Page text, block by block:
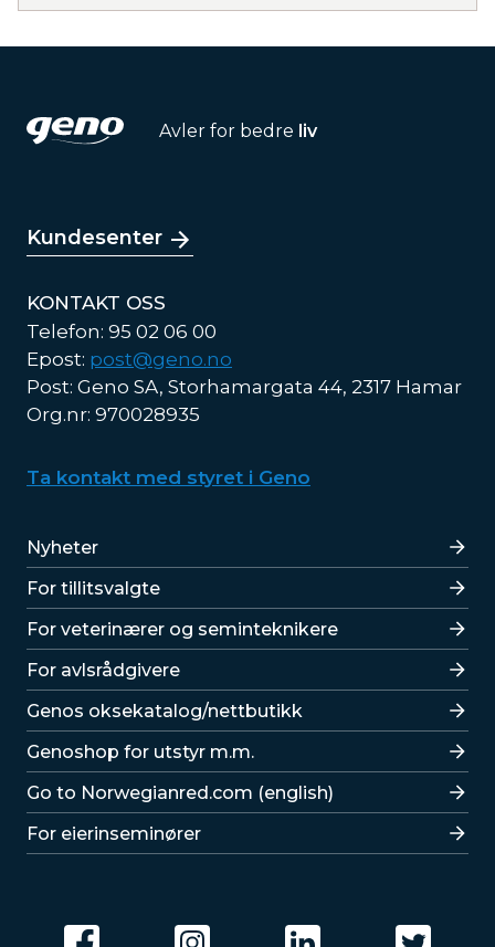
Avler for bedre liv
Kundesenter
KONTAKT OSS
Telefon: 95 02 06 00
Epost: post@geno.no
Post: Geno SA, Storhamargata 44, 2317 Hamar
Org.nr: 970028935
Ta kontakt med styret i Geno
Lenker
Nyheter
For tillitsvalgte
For veterinærer og seminteknikere
For avlsrådgivere
Lenker
Genos oksekatalog/nettbutikk
Genoshop for utstyr m.m.
Go to Norwegianred.com (english)
For eierinseminører